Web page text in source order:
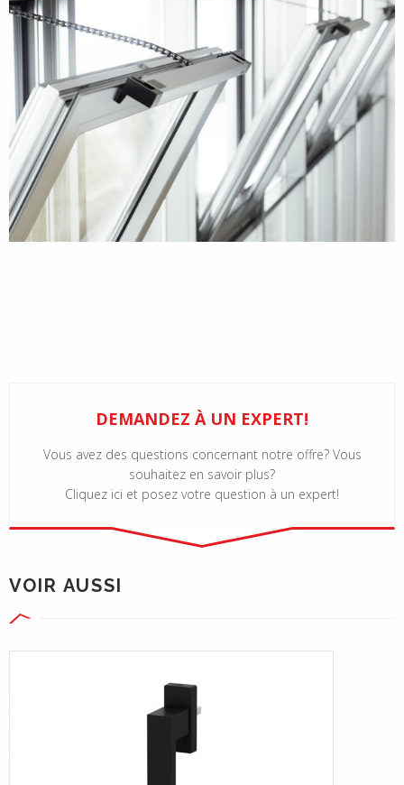
DEMANDEZ À UN EXPERT!
Vous avez des questions concernant notre offre? Vous
souhaitez en savoir plus?
Cliquez ici et posez votre question à un expert!
VOIR AUSSI